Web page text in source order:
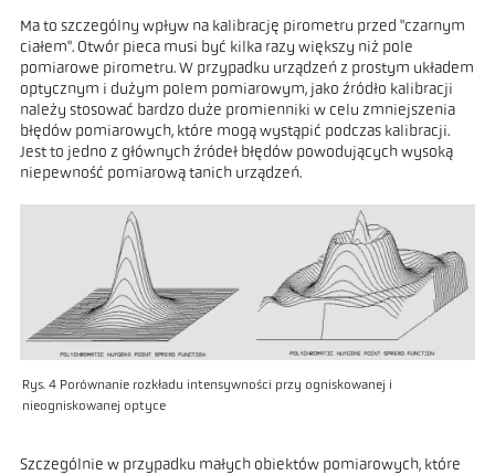
Ma to szczególny wpływ na kalibrację pirometru przed "czarnym
ciałem". Otwór pieca musi być kilka razy większy niż pole
pomiarowe pirometru. W przypadku urządzeń z prostym układem
optycznym i dużym polem pomiarowym, jako źródło kalibracji
należy stosować bardzo duże promienniki w celu zmniejszenia
błędów pomiarowych, które mogą wystąpić podczas kalibracji.
Jest to jedno z głównych źródeł błędów powodujących wysoką
niepewność pomiarową tanich urządzeń.
Rys. 4 Porównanie rozkładu intensywności przy ogniskowanej i
nieogniskowanej optyce
Szczególnie w przypadku małych obiektów pomiarowych, które